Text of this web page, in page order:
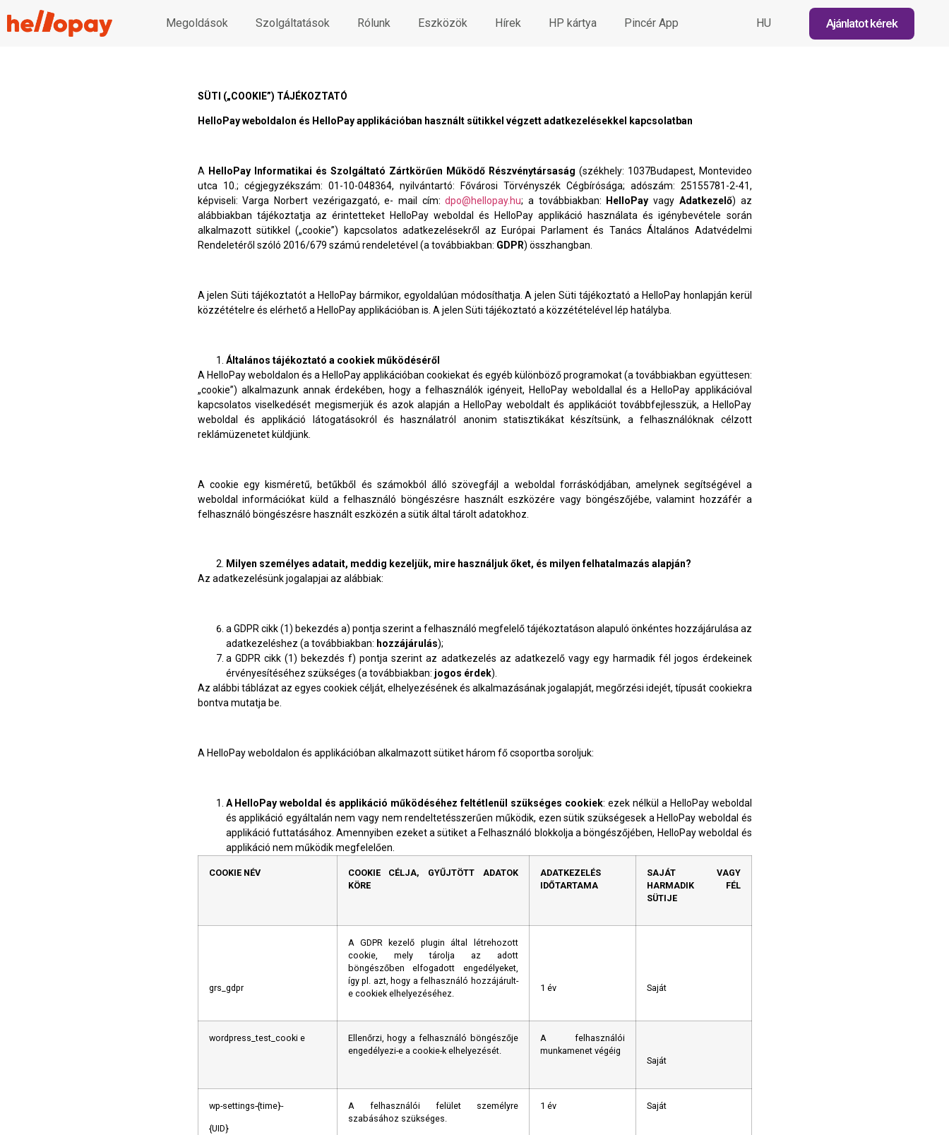
Megoldások Szolgáltatások Rólunk Eszközök Hírek HP kártya Pincér App HU Ajánlatot kérek
SÜTI („COOKIE”) TÁJÉKOZTATÓ
HelloPay weboldalon és HelloPay applikációban használt sütikkel végzett adatkezelésekkel kapcsolatban
A HelloPay Informatikai és Szolgáltató Zártkörűen Működő Részvénytársaság (székhely: 1037Budapest, Montevideo
utca 10.; cégjegyzékszám: 01-10-048364, nyilvántartó: Fővárosi Törvényszék Cégbírósága; adószám: 25155781-2-41,
képviseli: Varga Norbert vezérigazgató, e- mail cím:dpo@hellopay.hu; a továbbiakban: HelloPay vagy Adatkezelő) az
alábbiakban tájékoztatja az érintetteket HelloPay weboldal és HelloPay applikáció használata és igénybevétele során
alkalmazott sütikkel („cookie”) kapcsolatos adatkezelésekről az Európai Parlament és Tanács Általános Adatvédelmi
Rendeletéről szóló 2016/679 számú rendeletével (a továbbiakban: GDPR) összhangban.
A jelen Süti tájékoztatót a HelloPay bármikor, egyoldalúan módosíthatja. A jelen Süti tájékoztató a HelloPay honlapján kerül
közzétételre és elérhető a HelloPay applikációban is. A jelen Süti tájékoztató a közzétételével lép hatályba.
Általános tájékoztató a cookiek működéséről
A HelloPay weboldalon és a HelloPay applikációban cookiekat és egyéb különböző programokat (a továbbiakban együttesen:
„cookie”) alkalmazunk annak érdekében, hogy a felhasználók igényeit, HelloPay weboldallal és a HelloPay applikációval
kapcsolatos viselkedését megismerjük és azok alapján a HelloPay weboldalt és applikációt továbbfejlesszük, a HelloPay
weboldal és applikáció látogatásokról és használatról anonim statisztikákat készítsünk, a felhasználóknak célzott
reklámüzenetet küldjünk.
A cookie egy kisméretű, betűkből és számokból álló szövegfájl a weboldal forráskódjában, amelynek segítségével a
weboldal információkat küld a felhasználó böngészésre használt eszközére vagy böngészőjébe, valamint hozzáfér a
felhasználó böngészésre használt eszközén a sütik által tárolt adatokhoz.
Milyen személyes adatait, meddig kezeljük, mire használjuk őket, és milyen felhatalmazás alapján?
Az adatkezelésünk jogalapjai az alábbiak:
a GDPR cikk (1) bekezdés a) pontja szerint a felhasználó megfelelő tájékoztatáson alapuló önkéntes hozzájárulása az
adatkezeléshez (a továbbiakban: hozzájárulás);
a GDPR cikk (1) bekezdés f) pontja szerint az adatkezelés az adatkezelő vagy egy harmadik fél jogos érdekeinek
érvényesítéséhez szükséges (a továbbiakban: jogos érdek).
Az alábbi táblázat az egyes cookiek célját, elhelyezésének és alkalmazásának jogalapját, megőrzési idejét, típusát cookiekra
bontva mutatja be.
A HelloPay weboldalon és applikációban alkalmazott sütiket három fő csoportba soroljuk:
A HelloPay weboldal és applikáció működéséhez feltétlenül szükséges cookiek: ezek nélkül a HelloPay weboldal
és applikáció egyáltalán nem vagy nem rendeltetésszerűen működik, ezen sütik szükségesek a HelloPay weboldal és
applikáció futtatásához. Amennyiben ezeket a sütiket a Felhasználó blokkolja a böngészőjében, HelloPay weboldal és
applikáció nem működik megfelelően.
COOKIE NÉV
COOKIE CÉLJA, GYŰJTÖTT ADATOK
KÖRE
ADATKEZELÉS
IDŐTARTAMA
SAJÁT VAGY
HARMADIK FÉL
SÜTIJE
grs_gdpr
A GDPR kezelő plugin által létrehozott
cookie, mely tárolja az adott
böngészőben elfogadott engedélyeket,
így pl. azt, hogy a felhasználó hozzájárult-
e cookiek elhelyezéséhez.
1 év Saját
wordpress_test_cooki e
Ellenőrzi, hogy a felhasználó böngészője
engedélyezi-e a cookie-k elhelyezését.
A felhasználói
munkamenet végéig
Saját
wp-settings-{time}-
{UID}
A felhasználói felület személyre
szabásához szükséges.
1 év Saját